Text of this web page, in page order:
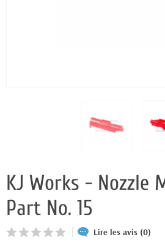
KJ Works - Nozzle
Part No. 15
Lire les avis (0)